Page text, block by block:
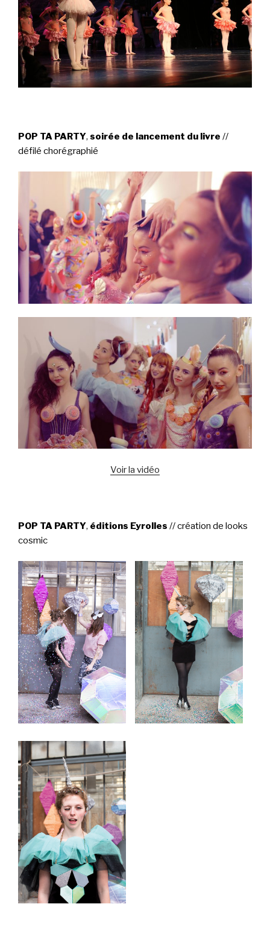
POP TA PARTY, soirée de lancement du livre //
défilé chorégraphié
Voir la vidéo
POP TA PARTY, éditions Eyrolles // création de looks
cosmic